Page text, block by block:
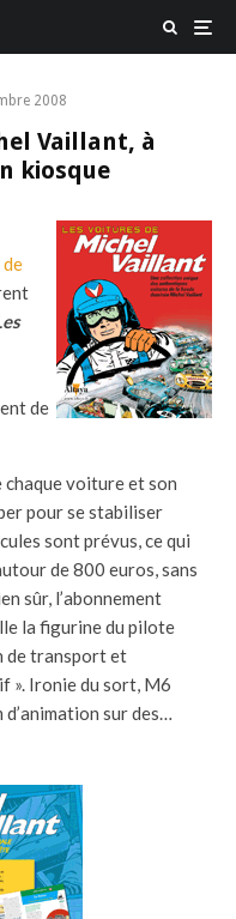
2008
Vaillant, à
kiosque
de
de
voiture et son
pour se stabiliser
sont prévus, ce qui
de 800 euros, sans
sûr, l’abonnement
la figurine du pilote
de transport et
». Ironie du sort, M6
d’animation sur des…